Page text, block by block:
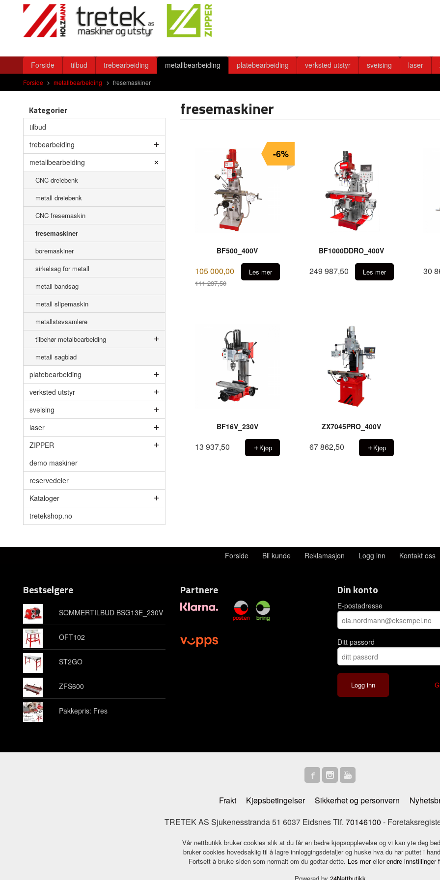
innholdet
Produkter
Forside tilbud trebearbeiding metallbearbeiding platebearbeiding verksted utstyr sveising laser
Forside metallbearbeiding fresemaskiner
Kategorier
tilbud
trebearbeiding
metallbearbeiding
CNC dreiebenk
metall dreiebenk
CNC fresemaskin
fresemaskiner
boremaskiner
sirkelsag for metall
metall bandsag
metall slipemaskin
metallstøvsamlere
tilbehør metalbearbeiding
metall sagblad
platebearbeiding
verksted utstyr
sveising
laser
ZIPPER
demo maskiner
reservedeler
Kataloger
tretekshop.no
fresemaskiner
BF500_400V
105 000,00
111 237,50
-6%
Les mer
BF1000DDRO_400V
249 987,50 Les mer 30
BF16V_230V
13 937,50 Kjøp
ZX7045PRO_400V
67 862,50 Kjøp
Forside Bli kunde Reklamasjon Logg inn Kontakt oss
Bestselgere
SOMMERTILBUD BSG13E_230V
OFT102
ST2GO
ZFS600
Pakkepris: Fres
Partnere Din konto
E-postadresse
Ditt passord
Frakt Kjøpsbetingelser Sikkerhet og personvern
TRETEK AS Sjukenesstranda 51 6037 Eidsnes Tlf. 70146100 -
Vår nettbutikk bruker cookies slik at du får en bedre kjøpsopplevelse og vi kan yte deg
bruker cookies hovedsaklig til å lagre innloggingsdetaljer og huske hva du har puttet i
Fortsett å bruke siden som normalt om du godtar dette. Les merellerendre innstillinger